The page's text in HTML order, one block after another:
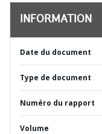
INFORMATION
Date du document
Type de document
Numéro du rapport
Volume